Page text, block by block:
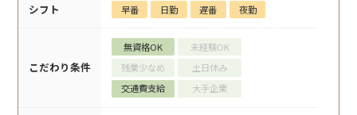
シフト 早番 日勤 遅番 夜勤
こだわり条件
無資格OK
未経験OK
残業少なめ
土日休み
交通費支給
大手企業